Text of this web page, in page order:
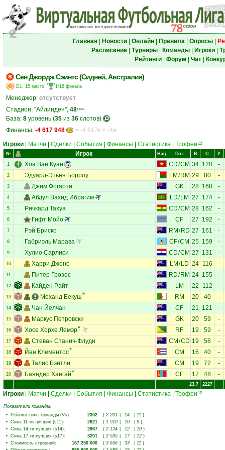
Главная| Новости| Онлайн| Правила| Опросы|
Расписание| Турниры| Команды| Игроки|
Рейтинги| Форум Чат|
Сен Джордж Сэинтс (Сидней, Австралия)
D1, 15 место 1/16 финала
Менеджер: отсутствует
Стадион: "Айлинден", 48тыс.
База: 8 уровень (35 из 36 слотов)
Финансы: -4 617 948
= -4 617к = -4м
Игроки
Матчи Сделки События Финансы Статистика Трофеи 12
№ Игрок Нац Поз В С У
1 Хоа Ван Куан CD/CM 34 120 -
2 Эдуард-Этьен Борроу LM /RM 29 80 -
3 Джим Фогарти GK 28 168 -
4 Абдул Вахид Ибрагим LD/ LM 27 174 -
5 Ричкард Тахуа CD/CM 28 162 -
6 Гифт Мойо CF 27 192 -
7 Рэй Бриско RM / RD 27 161 -
8 Габриэль Марава CF/CM 25 159 -
9 Хулио Сарлиси CD/CM 27 131 -
10 Харри Джонс LM / LD 24 116 -
11 Питер Грозос RD/ RM 24 155 -
12 Кайден Райт LM 22 112 -
13 Моханд Бекуш RM 20 40 -
14 Чан Йелчан CF 21 121 -
15 Маркус Петровски GK 20 59 -
16 Хосе Хорхе Лемэр RF 19 59 -
17 Стеван Станич-Флуди CM /CD 19 58 -
18 Йан Клементос CM 16 40 -
19 Талис Бэнтли CM 19 72 -
20 Баяндер Хангай CF 17 48 -
23.7 2227
Игроки Матчи Сделки События Финансы Статистика Трофеи 12
Показатели команды:
• Рейтинг силы команды (Vs): 2302 ( 2 201 14 11 )
• Сила 11-ти лучших (s11): 2621 ( 1 910 10 9 )
• Сила 14-ти лучших (s14): 2967 ( 2 124 12 10 )
• Сила 17-ти лучших (s17): 3201 ( 2 535 17 12 )
• Стоимость строений: 167 250 000 ( 3 656 33 11 )